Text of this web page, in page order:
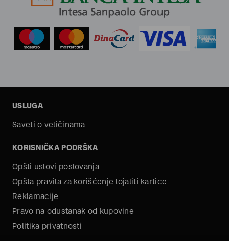
USLUGA
Saveti o veličinama
KORISNIČKA PODRŠKA
Opšti uslovi poslovanja
Opšta pravila za korišćenje lojaliti kartice
Reklamacije
Pravo na odustanak od kupovine
Politika privatnosti